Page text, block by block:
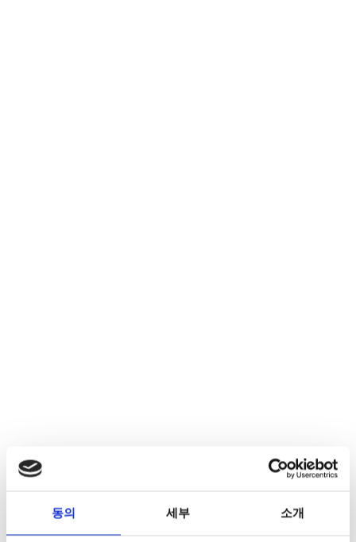
동의 세부 소개